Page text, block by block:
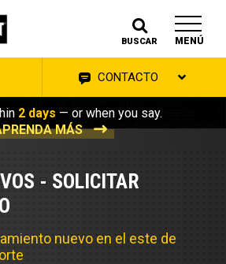
BUSCAR MENÚ
CONTACTO
2 days — or when you say.
MÁS
- SOLICITAR
nuevo en el este de